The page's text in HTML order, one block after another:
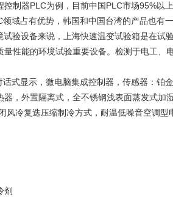
控制器PLC为例，目前中国PLC市场95%以
域占有优势，韩国和中国台湾的产品也有
验设备来说，上海快速温变试验箱是在试
性能的环境试验重要设备。检测于电工、
式显示，微电脑集成控制器，传感器：铂
，外置隔离式，全不锈钢浅表面蒸发式加
风冷复迭压缩制冷方式，耐温低噪音空调型
剂